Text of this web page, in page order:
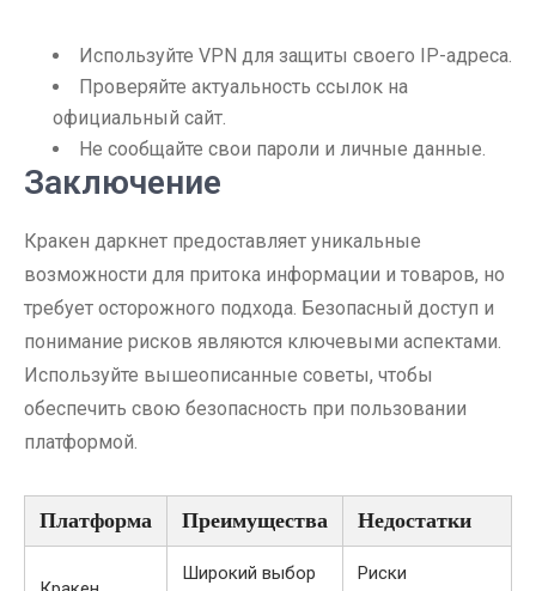
Используйте VPN для защиты своего IP-адреса.
Проверяйте актуальность ссылок на
официальный сайт.
Не сообщайте свои пароли и личные данные.
Заключение
Кракен даркнет предоставляет уникальные
возможности для притока информации и товаров, но
требует осторожного подхода. Безопасный доступ и
понимание рисков являются ключевыми аспектами.
Используйте вышеописанные советы, чтобы
обеспечить свою безопасность при пользовании
платформой.
Платформа Преимущества Недостатки
Широкий выбор
Риски